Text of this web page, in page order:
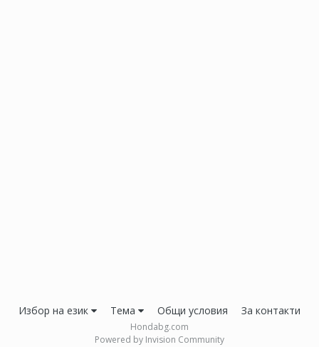
Избор на език Тема Общи условия За контакти
Hondabg.com
Powered by Invision Community